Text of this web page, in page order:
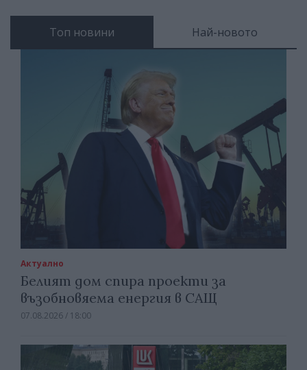
Топ новини Най-новото
Актуално
Белият дом спира проекти за
възобновяема енергия в САЩ
07.08.2026 / 18:00